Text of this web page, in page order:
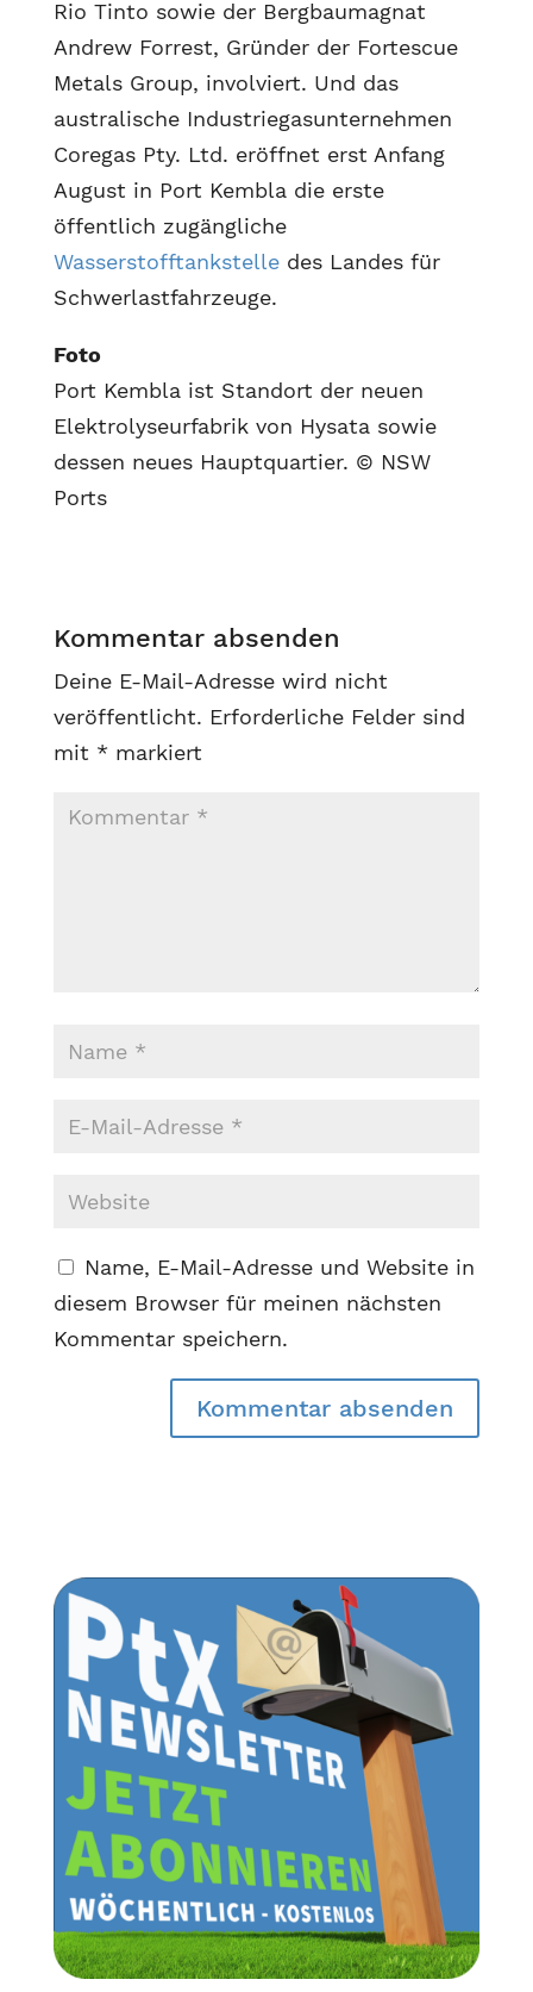
Rio Tinto sowie der Bergbaumagnat
Andrew Forrest, Gründer der Fortescue
Metals Group, involviert. Und das
australische Industriegasunternehmen
Coregas Pty. Ltd. eröffnet erst Anfang
August in Port Kembla die erste
öffentlich zugängliche
Wasserstofftankstelledes Landes für
Schwerlastfahrzeuge.
Foto
Port Kembla ist Standort der neuen
Elektrolyseurfabrik von Hysata sowie
dessen neues Hauptquartier. © NSW
Ports
Kommentar absenden
Deine E-Mail-Adresse wird nicht
veröffentlicht. Erforderliche Felder sind
mit * markiert
Name, E-Mail-Adresse und Website in
diesem Browser für meinen nächsten
Kommentar speichern.